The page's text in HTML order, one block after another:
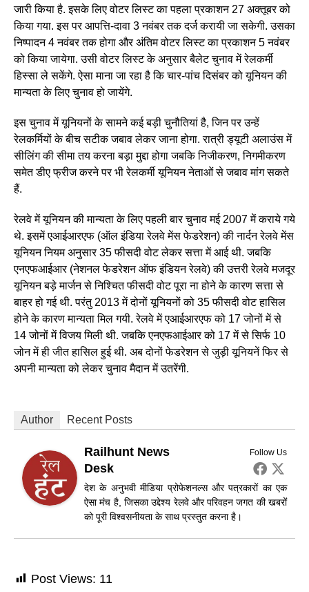
जारी किया है. इसके लिए वोटर लिस्ट का पहला प्रकाशन 27 अक्तूबर को
किया गया. इस पर आपत्ति-दावा 3 नवंबर तक दर्ज करायी जा सकेगी. उसका
निष्पादन 4 नवंबर तक होगा और अंतिम वोटर लिस्ट का प्रकाशन 5 नवंबर
को किया जायेगा. उसी वोटर लिस्ट के अनुसार बैलेट चुनाव में रेलकर्मी
हिस्सा ले सकेंगे. ऐसा माना जा रहा है कि चार-पांच दिसंबर को यूनियन की
मान्यता के लिए चुनाव हो जायेंगे.
इस चुनाव में यूनियनों के सामने कई बड़ी चुनौतियां है, जिन पर उन्हें
रेलकर्मियों के बीच सटीक जबाव लेकर जाना होगा. रात्री ड्यूटी अलाउंस में
सीलिंग की सीमा तय करना बड़ा मुद्दा होगा जबकि निजीकरण, निगमीकरण
समेत डीए फ्रीज करने पर भी रेलकर्मी यूनियन नेताओं से जबाव मांग सकते
हैं.
रेलवे में यूनियन की मान्यता के लिए पहली बार चुनाव मई 2007 में कराये गये
थे. इसमें एआईआरएफ (ऑल इंडिया रेलवे मेंस फेडरेशन) की नार्दन रेलवे मेंस
यूनियन नियम अनुसार 35 फीसदी वोट लेकर सत्ता में आई थी. जबकि
एनएफआईआर (नेशनल फेडरेशन ऑफ इंडियन रेलवे) की उत्तरी रेलवे मजदूर
यूनियन बड़े मार्जन से निश्चित फीसदी वोट पूरा ना होने के कारण सत्ता से
बाहर हो गई थी. परंतु 2013 में दोनों यूनियनों को 35 फीसदी वोट हासिल
होने के कारण मान्यता मिल गयी. रेलवे में एआईआरएफ को 17 जोनों में से
14 जोनों में विजय मिली थी. जबकि एनएफआईआर को 17 में से सिर्फ 10
जोन में ही जीत हासिल हुई थी. अब दोनों फेडरेशन से जुड़ी यूनियनें फिर से
अपनी मान्यता को लेकर चुनाव मैदान में उतरेंगी.
Author Recent Posts
Follow Us
Railhunt News
Desk
देश के अनुभवी मीडिया प्रोफेशनल्स और पत्रकारों का एक
ऐसा मंच है, जिसका उद्देश्य रेलवे और परिवहन जगत की खबरों
को पूरी विश्वसनीयता के साथ प्रस्तुत करना है।
Post Views: 11